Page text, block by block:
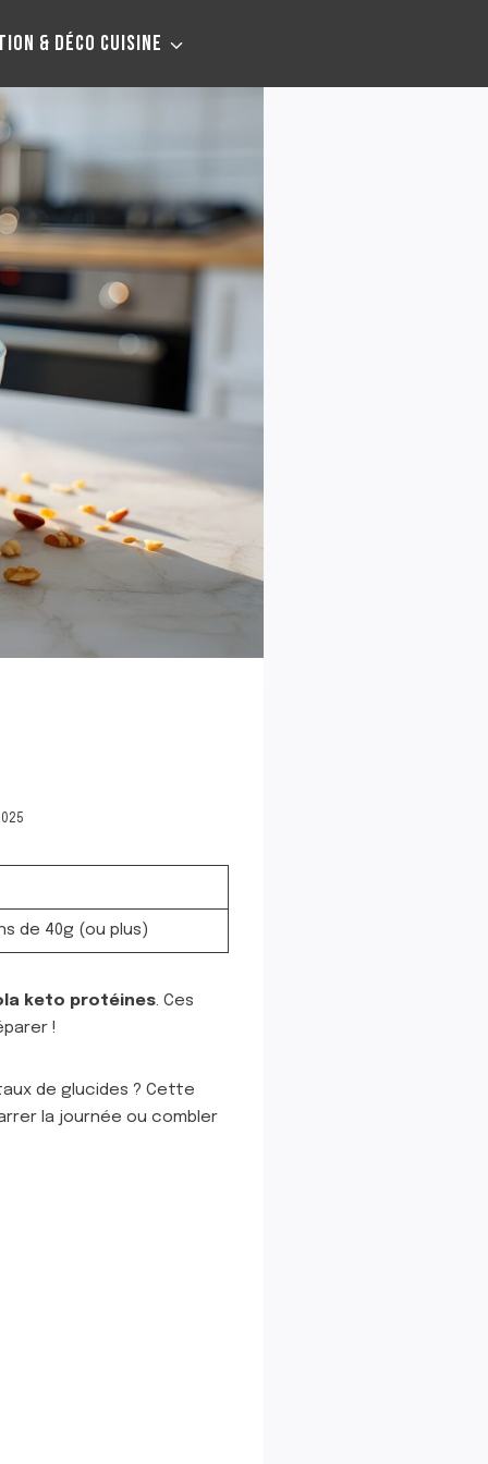
& DÉCO CUISINE
de 40g (ou plus)
keto protéines. Ces
!
de glucides ? Cette
la journée ou combler